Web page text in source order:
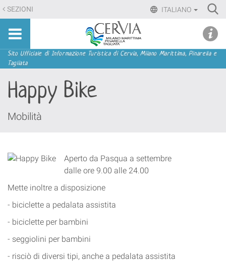
Salta
ai
contenuti.
Salta
alla
ITALIANO
SEZIONI
Sito
turistico
ufficiale
Milano
Marittima,
Sezioni
Sito Ufficiale di Informazione Turistica di Cervia, Milano Marittima, Pinarella e
Tagliata
Happy Bike
Mobilità
Aperto da Pasqua a settembre
dalle ore 9.00 alle 24.00
Mette inoltre a disposizione
- biciclette a pedalata assistita
- biciclette per bambini
- seggiolini per bambini
- risciò di diversi tipi, anche a pedalata assistita
menu